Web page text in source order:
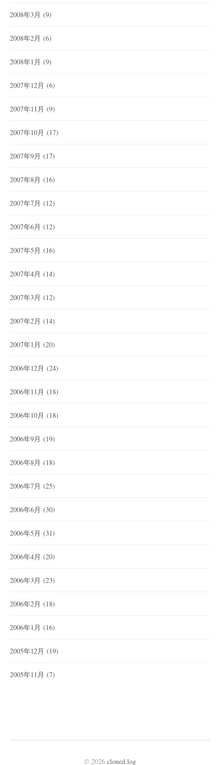
2008年3月 (9)
2008年2月 (6)
2008年1月 (9)
2007年12月 (6)
2007年11月 (9)
2007年10月 (17)
2007年9月 (17)
2007年8月 (16)
2007年7月 (12)
2007年6月 (12)
2007年5月 (16)
2007年4月 (14)
2007年3月 (12)
2007年2月 (14)
2007年1月 (20)
2006年12月 (24)
2006年11月 (18)
2006年10月 (18)
2006年9月 (19)
2006年8月 (18)
2006年7月 (25)
2006年6月 (30)
2006年5月 (31)
2006年4月 (20)
2006年3月 (23)
2006年2月 (18)
2006年1月 (16)
2005年12月 (19)
2005年11月 (7)
© 2026 cloned.log